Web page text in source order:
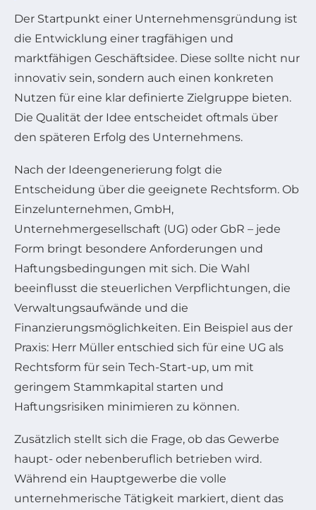
Der Startpunkt einer Unternehmensgründung ist
die Entwicklung einer tragfähigen und
marktfähigen Geschäftsidee. Diese sollte nicht nur
innovativ sein, sondern auch einen konkreten
Nutzen für eine klar definierte Zielgruppe bieten.
Die Qualität der Idee entscheidet oftmals über
den späteren Erfolg des Unternehmens.
Nach der Ideengenerierung folgt die
Entscheidung über die geeignete Rechtsform. Ob
Einzelunternehmen, GmbH,
Unternehmergesellschaft (UG) oder GbR – jede
Form bringt besondere Anforderungen und
Haftungsbedingungen mit sich. Die Wahl
beeinflusst die steuerlichen Verpflichtungen, die
Verwaltungsaufwände und die
Finanzierungsmöglichkeiten. Ein Beispiel aus der
Praxis: Herr Müller entschied sich für eine UG als
Rechtsform für sein Tech-Start-up, um mit
geringem Stammkapital starten und
Haftungsrisiken minimieren zu können.
Zusätzlich stellt sich die Frage, ob das Gewerbe
haupt- oder nebenberuflich betrieben wird.
Während ein Hauptgewerbe die volle
unternehmerische Tätigkeit markiert, dient das